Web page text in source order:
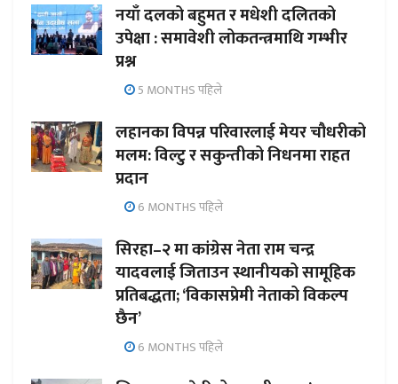
नयाँ दलको बहुमत र मधेशी दलितको
उपेक्षा : समावेशी लोकतन्त्रमाथि गम्भीर
प्रश्न
5 MONTHS पहिले
लहानका विपन्न परिवारलाई मेयर चौधरीको
मलम: विल्टु र सकुन्तीको निधनमा राहत
प्रदान
6 MONTHS पहिले
सिरहा–२ मा कांग्रेस नेता राम चन्द्र
यादवलाई जिताउन स्थानीयको सामूहिक
प्रतिबद्धता; ‘विकासप्रेमी नेताको विकल्प
छैन’
6 MONTHS पहिले